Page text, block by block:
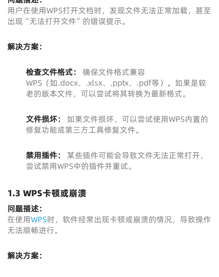
用户在使用WPS打开文档时，发现文件无法正常加载，甚至
出现“无法打开文件”的错误提示。
解决方案：
检查文件格式：
确保文件格式兼容
WPS（如.docx、.xlsx、.pptx、.pdf等）。如果是较
老的版本文件，可以尝试将其转换为最新格式。
文件损坏：
如果文件损坏，可以尝试使用WPS内置的
修复功能或第三方工具修复文件。
禁用插件：
某些插件可能会导致文件无法正常打开，
尝试禁用WPS中的插件并重试。
1.3 WPS卡顿或崩溃
问题描述：
在使用WPS时，软件经常出现卡顿或崩溃的情况，导致操作
无法顺畅进行。
解决方案：